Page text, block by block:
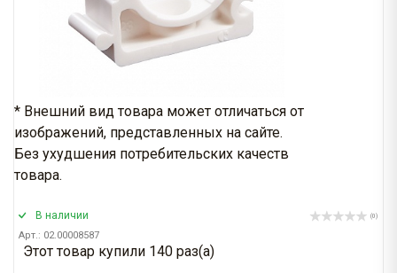
* Внешний вид товара может отличаться от
изображений, представленных на сайте.
Без ухудшения потребительских качеств
товара.
В наличии
Арт.: 02.00008587
(0)
Этот товар купили 140 раз(a)